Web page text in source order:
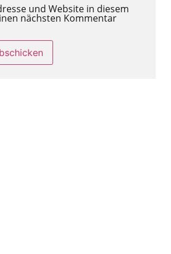
und Website in diesem
nächsten Kommentar